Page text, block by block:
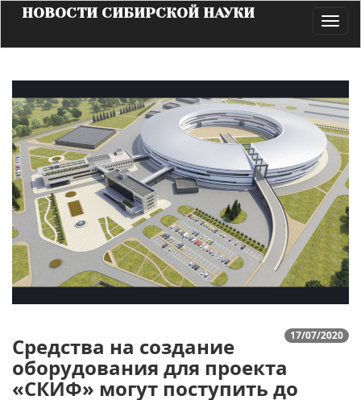
НОВОСТИ СИБИРСКОЙ НАУКИ
17/07/2020
Средства на создание
оборудования для проекта
«СКИФ» могут поступить до